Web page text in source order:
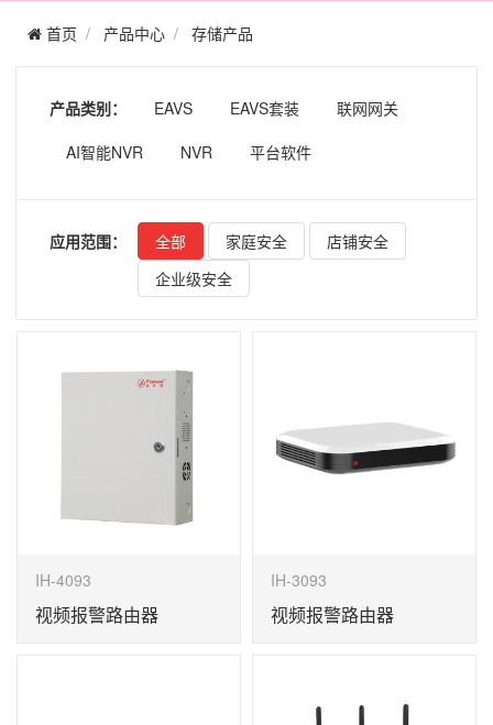
首页 产品中心 存储产品
产品类别： EAVS EAVS套装
联网网关
AI智能NVR
NVR 平台软件
应用范围： 全部 家庭安全
店铺安全
企业级安全
IH-4093
视频报警路由器
IH-3093
视频报警路由器